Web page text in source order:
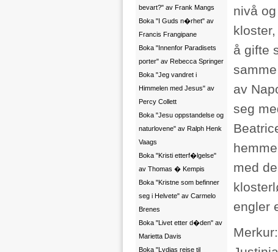
bevart?" av Frank Mangs
Boka "I Guds n�rhet" av
Francis Frangipane
Boka "Innenfor Paradisets
porter" av Rebecca Springer
Boka "Jeg vandret i
Himmelen med Jesus" av
Percy Collett
Boka "Jesu oppstandelse og
naturlovene" av Ralph Henk
Vaags
Boka "Kristi etterf�lgelse"
av Thomas � Kempis
Boka "Kristne som befinner
seg i Helvete" av Carmelo
Brenes
Boka "Livet etter d�den" av
Marietta Davis
Boka "Lydias reise til
nivå
å gifte
av
seg
med
engler